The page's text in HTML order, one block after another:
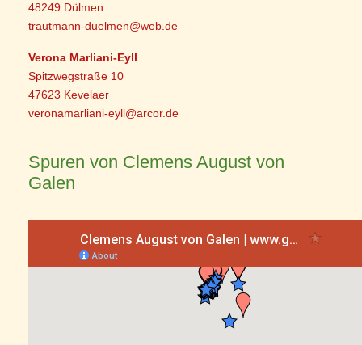
48249 Dülmen
trautmann-duelmen@web.de
Verona Marliani-Eyll
Spitzwegstraße 10
47623 Kevelaer
veronamarliani-eyll@arcor.de
Spuren von Clemens August von
Galen